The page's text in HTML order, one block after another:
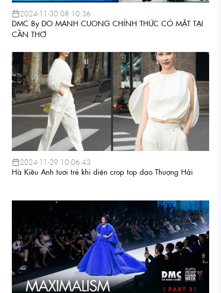
2024-11-30 08:10:36
DMC By DO MANH CUONG CHÍNH THỨC CÓ MẶT TẠI
CẦN THƠ
2024-11-29 10:06:43
Hà Kiều Anh tươi trẻ khi diện crop top dạo Thượng Hải